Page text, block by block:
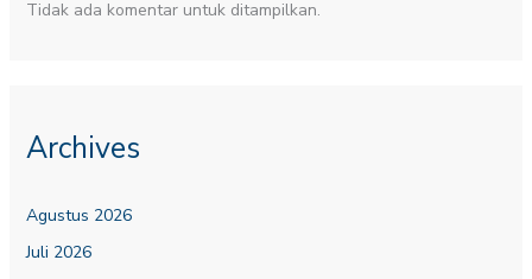
Tidak ada komentar untuk ditampilkan.
Archives
Agustus 2026
Juli 2026